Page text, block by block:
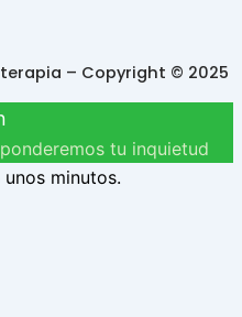
– Copyright © 2025
tu inquietud
minutos.